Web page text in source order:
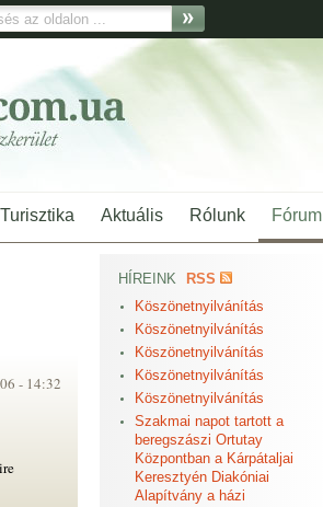
Turisztika Aktuális Rólunk Fórum
- 14:32
HÍREINK
RSS
Köszönetnyilvánítás
Köszönetnyilvánítás
Köszönetnyilvánítás
Köszönetnyilvánítás
Köszönetnyilvánítás
Szakmai napot tartott a
beregszászi Ortutay
Központban a Kárpátaljai
Keresztyén Diakóniai
Alapítvány a házi